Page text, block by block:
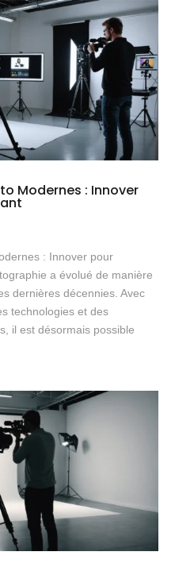
Modernes : Innover
: Innover pour
a évolué de manière
dernières décennies. Avec
technologies et des
il est désormais possible